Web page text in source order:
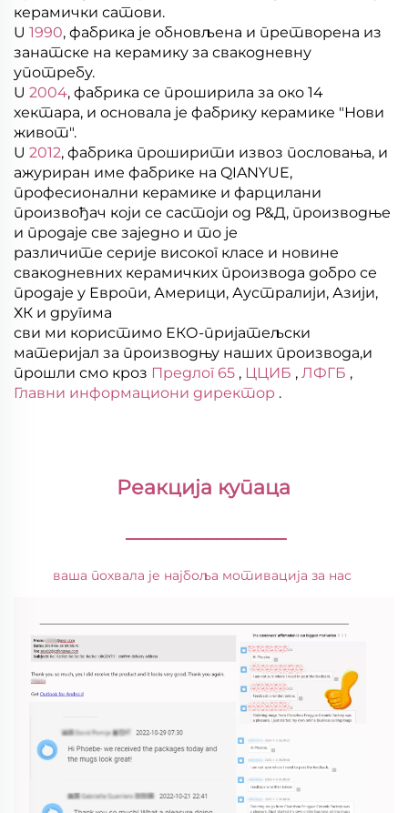
керамички сатови.
U 1990, фабрика је обновљена и претворена из
занатске на керамику за свакодневну
употребу.
U 2004, фабрика се проширила за око 14
хектара, и основала је фабрику керамике "Нови
живот".
U 2012, фабрика проширити извоз пословања, и
ажуриран име фабрике на QIANYUE,
професионални керамике и фарцилани
произвођач који се састоји од Р&Д, производње
и продаје све заједно и то је
различите серије високог класе и новине
свакодневних керамичких производа добро се
продаје у Европи, Америци, Аустралији, Азији,
ХК и другима
сви ми користимо ЕКО-пријатељски
материјал за производњу наших производа,и
прошли смо кроз Предлог 65 , ЦЦИБ , ЛФГБ ,
Главни информациони директор .
Реакција купаца
________________
ваша похвала је најбоља мотивација за нас